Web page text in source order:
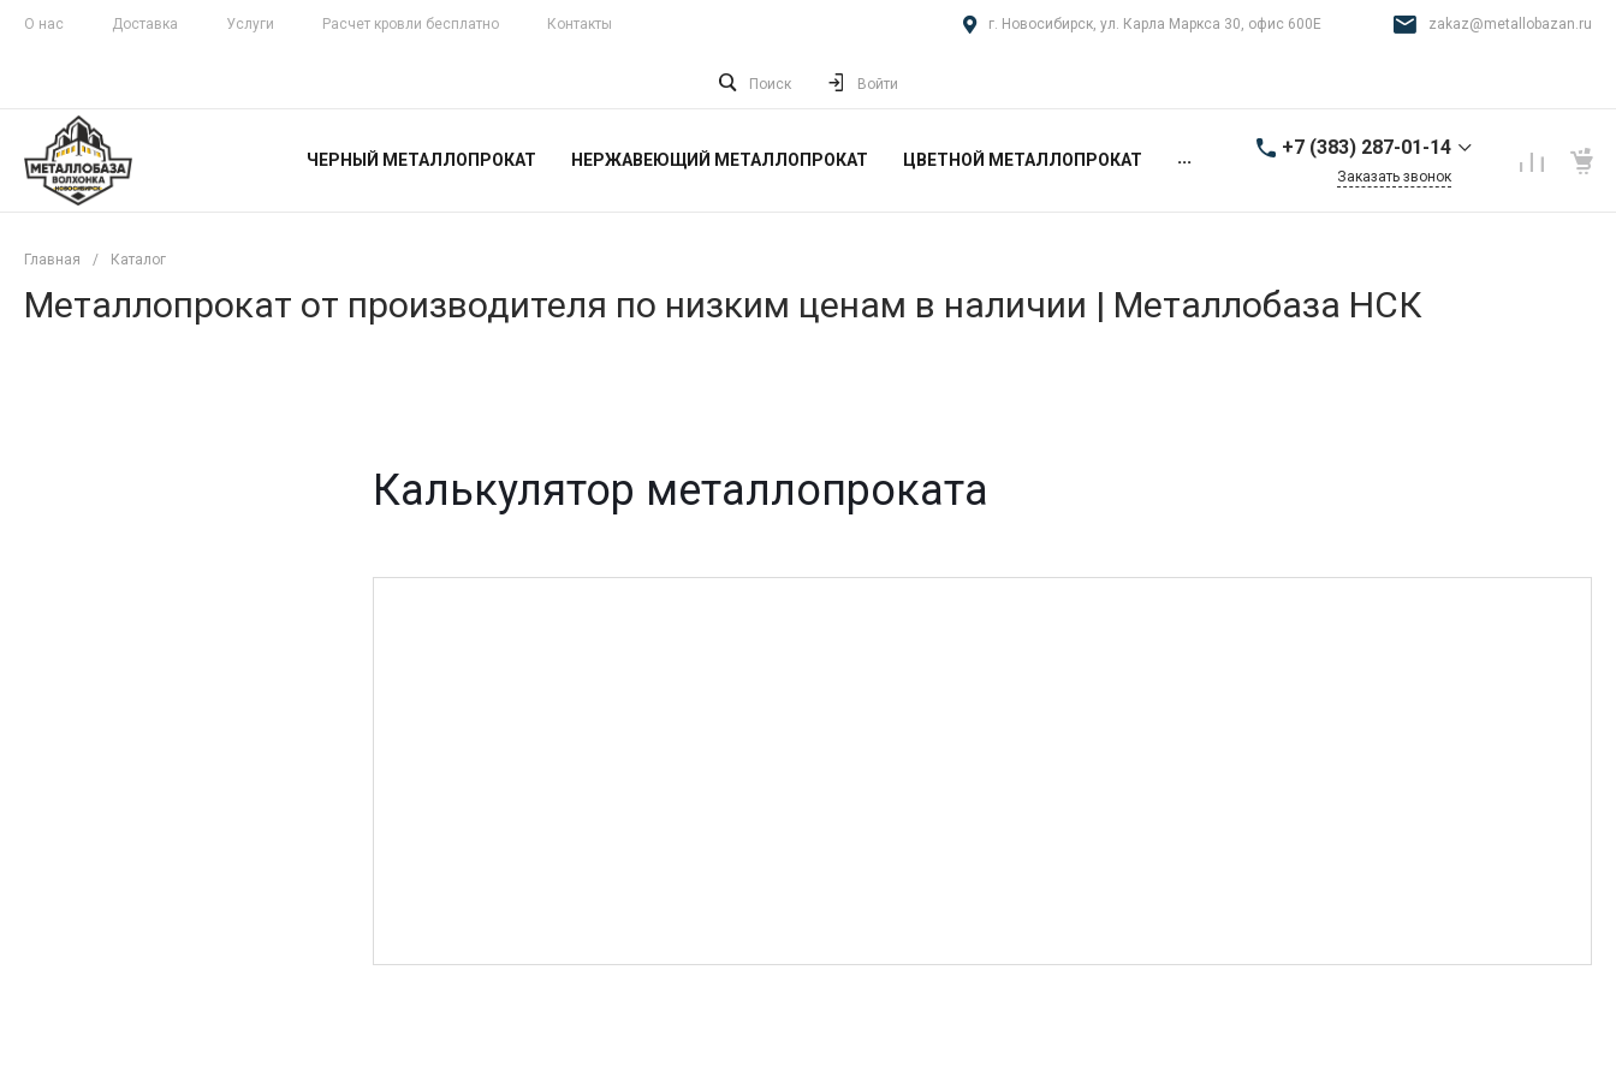
О нас Доставка Услуги Расчет кровли бесплатно Контакты г. Новосибирск, ул. Карла Маркса 30, офис 600Е zakaz@metallobazan.ru
Поиск Войти
ЧЕРНЫЙ МЕТАЛЛОПРОКАТ НЕРЖАВЕЮЩИЙ МЕТАЛЛОПРОКАТ ЦВЕТНОЙ МЕТАЛЛОПРОКАТ ... +7 (383) 287-01-14
9:00-18:00 пн-пт
Заказать звонок
Главная / Каталог
Металлопрокат от производителя по низким ценам в наличии | Металлобаза НСК
Калькулятор металлопроката